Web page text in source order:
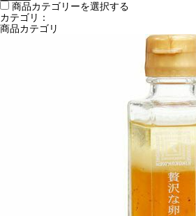
商品カテゴリーを選択する
カテゴリ：
商品カテゴリ